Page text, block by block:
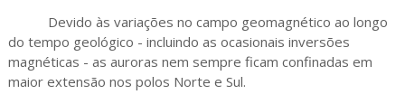
Devido às variações no campo geomagnético ao longo
do tempo geológico - incluindo as ocasionais inversões
magnéticas - as auroras nem sempre ficam confinadas em
maior extensão nos polos Norte e Sul.